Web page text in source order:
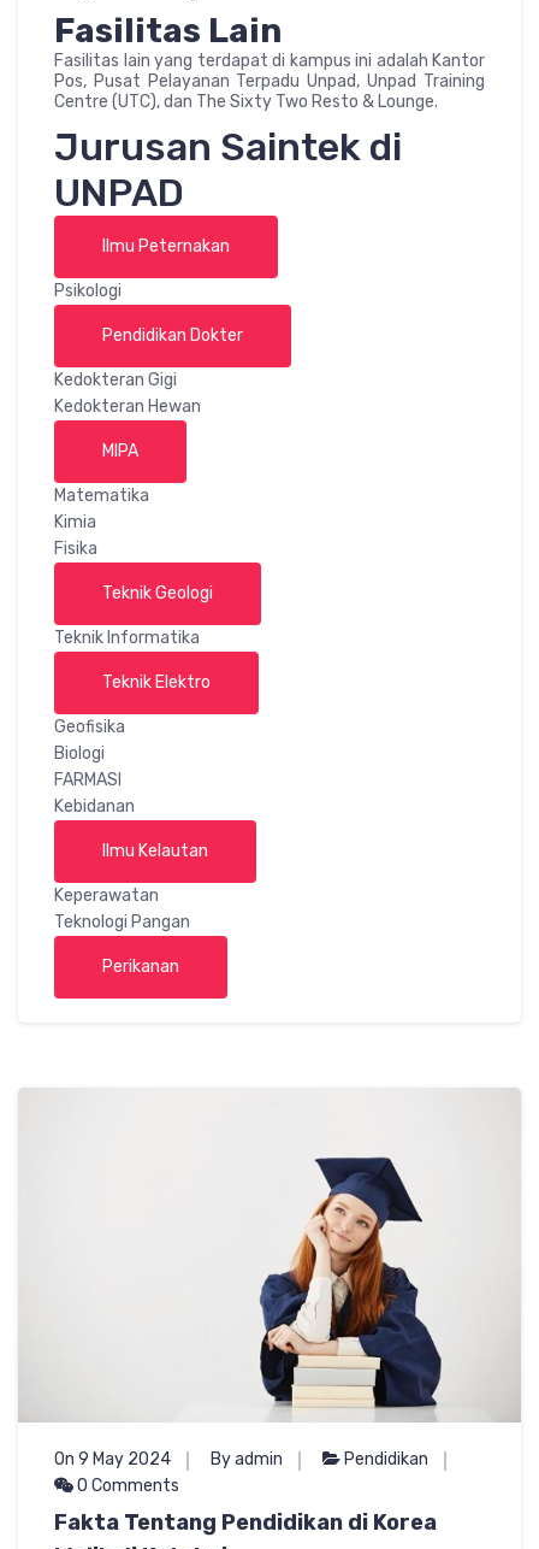
Fasilitas Lain
Fasilitas lain yang terdapat di kampus ini adalah Kantor
Pos, Pusat Pelayanan Terpadu Unpad, Unpad Training
Centre (UTC), dan The Sixty Two Resto & Lounge.
Jurusan Saintek di
UNPAD
Ilmu Peternakan
Psikologi
Pendidikan Dokter
Kedokteran Gigi
Kedokteran Hewan
MIPA
Matematika
Kimia
Fisika
Teknik Geologi
Teknik Informatika
Teknik Elektro
Geofisika
Biologi
FARMASI
Kebidanan
Ilmu Kelautan
Keperawatan
Teknologi Pangan
Perikanan
On 9 May 2024 By admin
Pendidikan
0 Comments
Fakta Tentang Pendidikan di Korea